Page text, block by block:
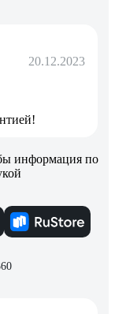
20.12.2023
информация по